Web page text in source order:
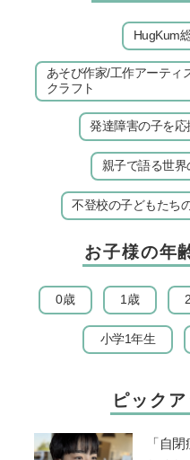
HugKum
あそび作家/工作アーティ
クラフト
発達障害の子を応
親子で語る世界
不登校の子どもたち
お子様の年
0歳 1歳
小学1年生
ピック
「自